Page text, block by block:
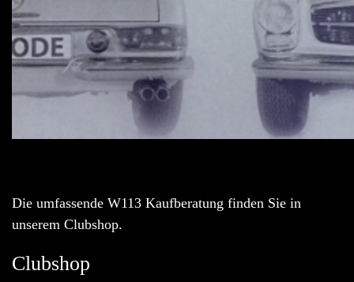
Die umfassende W113 Kaufberatung finden Sie in
unserem Clubshop.
Clubshop